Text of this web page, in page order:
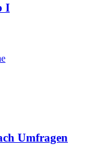
I
Umfragen